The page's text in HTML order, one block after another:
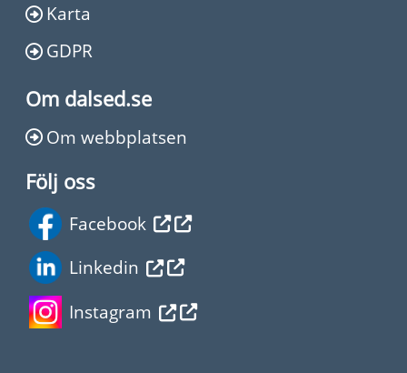
Karta
GDPR
Om dalsed.se
Om webbplatsen
Följ oss
Facebook
Linkedin
Instagram